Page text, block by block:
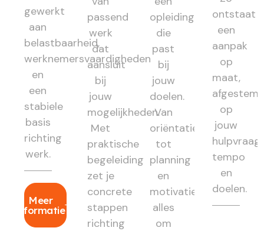
gewerkt
aan
belastbaarheid,
werknemersvaardigheden
en
een
stabiele
basis
richting
werk.
Meer
informatie
passend
werk
dat
aansluit
bij
jouw
mogelijkheden.
Met
praktische
begeleiding
zet je
concrete
stappen
richting
opleiding
die
past
bij
jouw
doelen.
Van
oriëntatie
tot
planning
en
motivatie:
alles
om
ontstaat
een
aanpak
op
maat,
op
jouw
hulpvraag,
tempo
en
doelen.